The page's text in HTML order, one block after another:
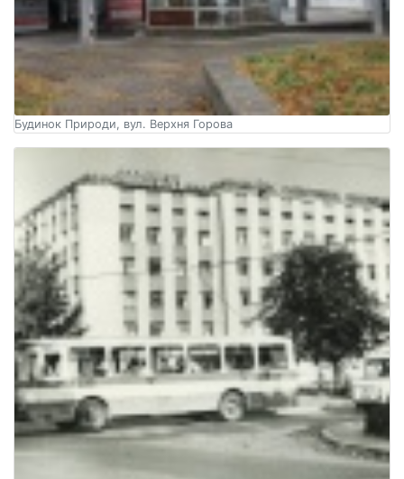
Будинок Природи, вул. Верхня Горова